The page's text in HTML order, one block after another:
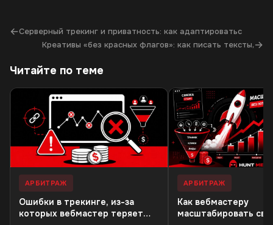
←Серверный трекинг и приватность: как адаптироватьс
Креативы «без красных флагов»: как писать тексты,→
Читайте по теме
АРБИТРАЖ
Ошибки в трекинге, из-за
которых вебмастер теряет
АРБИТРАЖ
Как вебмастеру
масштабировать